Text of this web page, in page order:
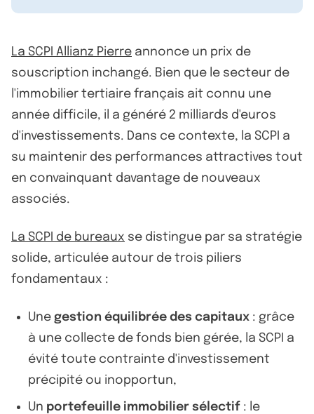
La SCPI Allianz Pierre annonce un prix de
souscription inchangé. Bien que le secteur de
l'immobilier tertiaire français ait connu une
année difficile, il a généré 2 milliards d'euros
d'investissements. Dans ce contexte, la SCPI a
su maintenir des performances attractives tout
en convainquant davantage de nouveaux
associés.
La SCPI de bureaux se distingue par sa stratégie
solide, articulée autour de trois piliers
fondamentaux :
Une gestion équilibrée des capitaux : grâce
à une collecte de fonds bien gérée, la SCPI a
évité toute contrainte d'investissement
précipité ou inopportun,
Un portefeuille immobilier sélectif : le